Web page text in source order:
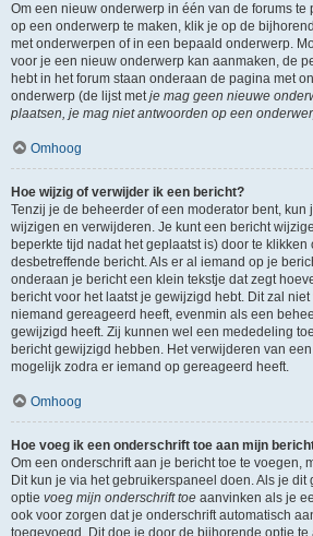
Om een nieuw onderwerp in één van de forums te
op een onderwerp te maken, klik je op de
met onderwerpen of in een bepaald onderwerp.
voor je een nieuw onderwerp kan aanmaken, de
hebt in het forum staan onderaan de pagina met
onderwerp (de lijst metje mag geen nieuwe
plaatsen, je mag niet antwoorden op een
Omhoog
Hoe wijzig of verwijder ik een bericht?
Tenzij je de beheerder of een moderator bent,
wijzigen en verwijderen. Je kunt een bericht
beperkte tijd nadat het geplaatst is) door te klikken
desbetreffende bericht. Als er al iemand op je
onderaan je bericht een klein tekstje dat zegt
bericht voor het laatst je gewijzigd hebt. Dit zal
niemand gereageerd heeft, evenmin als een
gewijzigd heeft. Zij kunnen wel een mededeling
bericht gewijzigd hebben. Het verwijderen van
mogelijk zodra er iemand op gereageerd heeft.
Omhoog
Hoe voeg ik een onderschrift toe aan mijn
Om een onderschrift aan je bericht toe te voegen,
Dit kun je via het gebruikerspaneel doen. Als je dit
optie voeg mijn onderschrift toe aanvinken als je
ook voor zorgen dat je onderschrift automatisch
toegevoegd. Dit doe je door de bijhorende optie te